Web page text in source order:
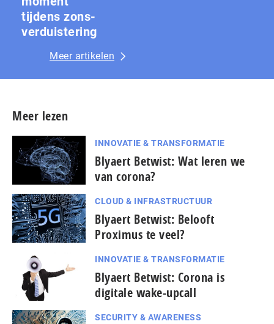
tijdens zons­
ver­duis­te­ring
Meer artikelen
Meer lezen
INNOVATIE & TRANSFORMATIE
Blyaert Betwist: Wat leren we
van corona?
CLOUD & INFRASTRUCTUUR
Blyaert Betwist: Belooft
Proximus te veel?
INNOVATIE & TRANSFORMATIE
Blyaert Betwist: Corona is
digitale wake-upcall
SECURITY & AWARENESS